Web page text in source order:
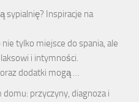
sypialnię? Inspiracje na
tylko miejsce do spania, ale
i intymności.
dodatki mogą …
przyczyny, diagnoza i